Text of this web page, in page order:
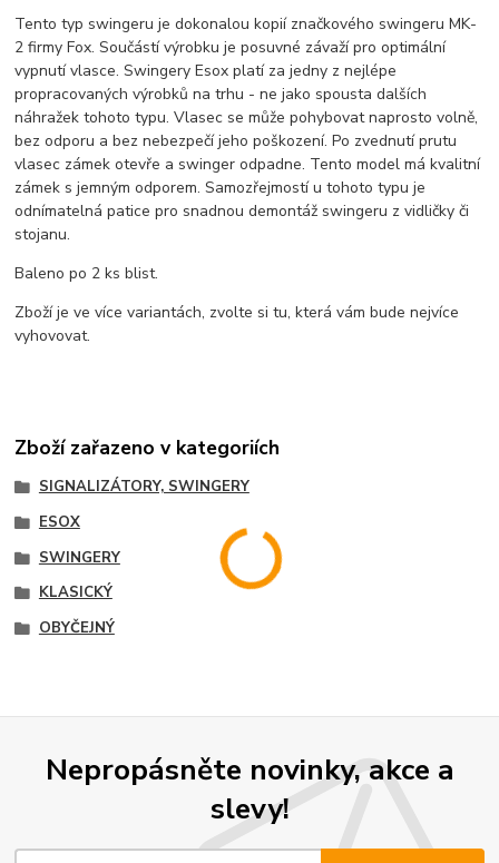
Tento typ swingeru je dokonalou kopií značkového swingeru MK-
2 firmy Fox. Součástí výrobku je posuvné závaží pro optimální
vypnutí vlasce. Swingery Esox platí za jedny z nejlépe
propracovaných výrobků na trhu - ne jako spousta dalších
náhražek tohoto typu. Vlasec se může pohybovat naprosto volně,
bez odporu a bez nebezpečí jeho poškození. Po zvednutí prutu
vlasec zámek otevře a swinger odpadne. Tento model má kvalitní
zámek s jemným odporem. Samozřejmostí u tohoto typu je
odnímatelná patice pro snadnou demontáž swingeru z vidličky či
stojanu.
Baleno po 2 ks blist.
Zboží je ve více variantách, zvolte si tu, která vám bude nejvíce
vyhovovat.
Zboží zařazeno v kategoriích
SIGNALIZÁTORY, SWINGERY
ESOX
SWINGERY
KLASICKÝ
OBYČEJNÝ
Nepropásněte novinky, akce a
slevy!